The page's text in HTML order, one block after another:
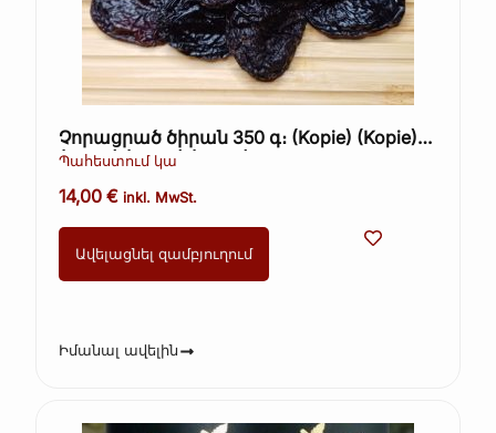
Չորացրած ծիրան 350 գ։ (Kopie) (Kopie)
(Kopie) (Kopie) (Kopie)
Պահեստում կա
14,00€ inkl. MwSt.
Ավելացնել զամբյուղում
Իմանալ ավելին